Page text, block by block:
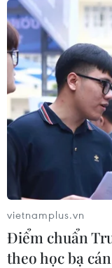
vietnamplus.vn
Điểm chuẩn
theo học bạ